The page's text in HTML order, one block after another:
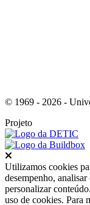
© 1969 - 2026 -
Projeto
Utilizamos cookies
desempenho,
personalizar
uso de cookies. Para